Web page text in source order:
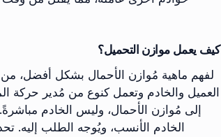
كيف يعمل موازن التحميل؟
لفهم ماهية مُوازن الأحمال بشكل أفضل،
العميل والخادم وتعمل كنوع من مُدير حركة
إلى مُوازن الأحمال، وليس الخادم
الخادم الأنسب، ويُوجه الطلب إليه.